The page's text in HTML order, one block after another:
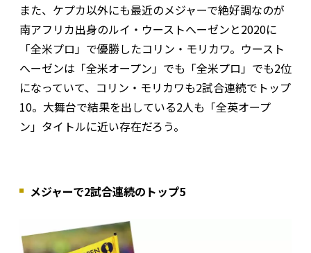
また、ケプカ以外にも最近のメジャーで絶好調なのが
南アフリカ出身のルイ・ウーストへーゼンと2020に
「全米プロ」で優勝したコリン・モリカワ。ウースト
へーゼンは「全米オープン」でも「全米プロ」でも2位
になっていて、コリン・モリカワも2試合連続でトップ
10。大舞台で結果を出している2人も「全英オープ
ン」タイトルに近い存在だろう。
メジャーで2試合連続のトップ5